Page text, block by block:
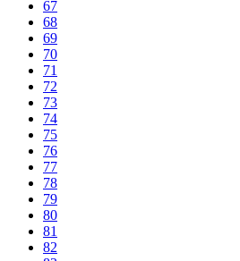
67
68
69
70
71
72
73
74
75
76
77
78
79
80
81
82